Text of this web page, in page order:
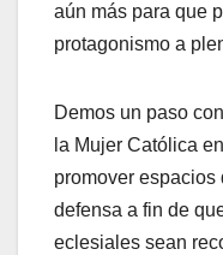
aún más para que
protagonismo a
Demos un paso
la Mujer Católica
promover
defensa a fin de
eclesiales sean